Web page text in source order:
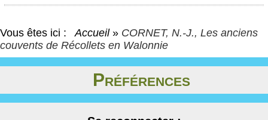
Vous êtes ici : Accueil » CORNET, N.-J., Les anciens
couvents de Récollets en Walonnie
Préférences